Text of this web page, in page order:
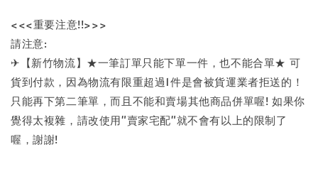
<<<重要注意!!>>>
請注意:
✈【新竹物流】★一筆訂單只能下單一件，也不能合單★ 可
貨到付款，因為物流有限重超過1件是會被貨運業者拒送的！
只能再下第二筆單，而且不能和賣場其他商品併單喔! 如果你
覺得太複雜，請改使用"賣家宅配"就不會有以上的限制了
喔，謝謝!